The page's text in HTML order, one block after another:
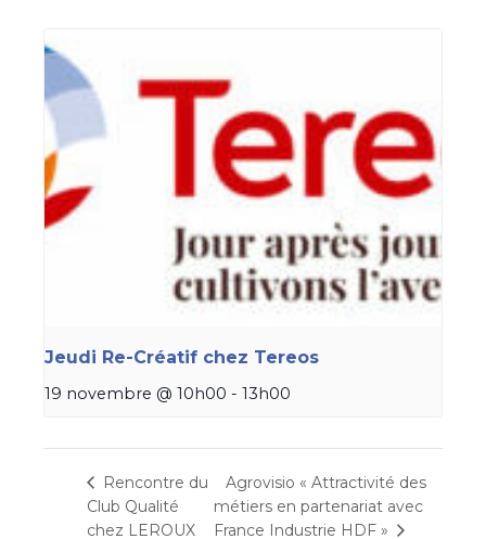
Jeudi Re-Créatif chez Tereos
19 novembre @ 10h00 - 13h00
Rencontre du
Club Qualité
chez LEROUX
Agrovisio « Attractivité des
métiers en partenariat avec
France Industrie HDF »